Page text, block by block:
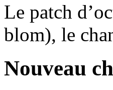
Le patch
blom), le
Nouveau